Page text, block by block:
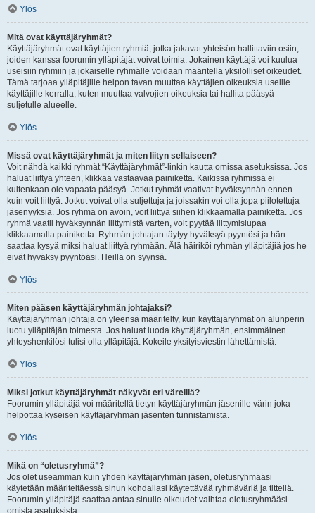
Ylös
Mitä ovat käyttäjäryhmät?
Käyttäjäryhmät ovat käyttäjien ryhmiä, jotka jakavat yhteisön hallittaviin osiin,
joiden kanssa foorumin ylläpitäjät voivat toimia. Jokainen käyttäjä voi kuulua
useisiin ryhmiin ja jokaiselle ryhmälle voidaan määritellä yksilölliset oikeudet.
Tämä tarjoaa ylläpitäjille helpon tavan muuttaa käyttäjien oikeuksia useille
käyttäjille kerralla, kuten muuttaa valvojien oikeuksia tai hallita pääsyä
suljetulle alueelle.
Ylös
Missä ovat käyttäjäryhmät ja miten liityn sellaiseen?
Voit nähdä kaikki ryhmät “Käyttäjäryhmät”-linkin kautta omissa asetuksissa. Jos
haluat liittyä yhteen, klikkaa vastaavaa painiketta. Kaikissa ryhmissä ei
kuitenkaan ole vapaata pääsyä. Jotkut ryhmät vaativat hyväksynnän ennen
kuin voit liittyä. Jotkut voivat olla suljettuja ja joissakin voi olla jopa piilotettuja
jäsenyyksiä. Jos ryhmä on avoin, voit liittyä siihen klikkaamalla painiketta. Jos
ryhmä vaatii hyväksynnän liittymistä varten, voit pyytää liittymislupaa
klikkaamalla painiketta. Ryhmän johtajan täytyy hyväksyä pyyntösi ja hän
saattaa kysyä miksi haluat liittyä ryhmään. Älä häiriköi ryhmän ylläpitäjiä jos he
eivät hyväksy pyyntöäsi. Heillä on syynsä.
Ylös
Miten pääsen käyttäjäryhmän johtajaksi?
Käyttäjäryhmän johtaja on yleensä määritelty, kun käyttäjäryhmät on alunperin
luotu ylläpitäjän toimesta. Jos haluat luoda käyttäjäryhmän, ensimmäinen
yhteyshenkilösi tulisi olla ylläpitäjä. Kokeile yksityisviestin lähettämistä.
Ylös
Miksi jotkut käyttäjäryhmät näkyvät eri väreillä?
Foorumin ylläpitäjä voi määritellä tietyn käyttäjäryhmän jäsenille värin joka
helpottaa kyseisen käyttäjäryhmän jäsenten tunnistamista.
Ylös
Mikä on “oletusryhmä”?
Jos olet useamman kuin yhden käyttäjäryhmän jäsen, oletusryhmääsi
käytetään määriteltäessä sinun kohdallasi käytettävää ryhmäväriä ja titteliä.
Foorumin ylläpitäjä saattaa antaa sinulle oikeudet vaihtaa oletusryhmääsi
omista asetuksista.